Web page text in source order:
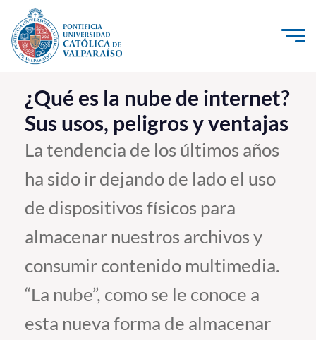
Click acá para ir directamente al contenido
La Universidad
Investigación, Creación e Innovación
PUCV Internacional
Vinculación con el Medio
Admisión
Formación Continua
¿Qué es la nube de internet?
Sus usos, peligros y ventajas
La tendencia de los últimos años
ha sido ir dejando de lado el uso
de dispositivos físicos para
almacenar nuestros archivos y
consumir contenido multimedia.
“La nube”, como se le conoce a
esta nueva forma de almacenar